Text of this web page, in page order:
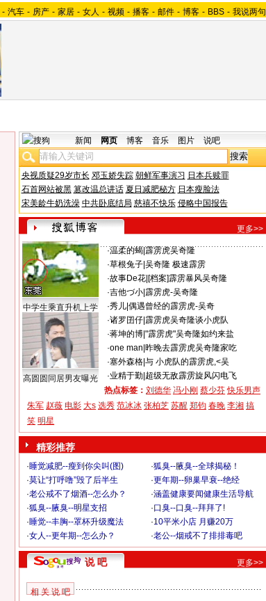
- 汽车 - 房产 - 家居 - 女人 - 视频 - 播客 - 邮件 - 博客 - BBS - 我说两句
新闻 网页 博客 音乐 图片 说吧
央视质疑29岁市长 邓玉娇失踪 朝鲜军事演习 日本兵赎罪
石首网站被黑 篡改温总讲话 夏日减肥秘方 日本瘦脸法
宋美龄牛奶洗澡 中共卧底结局 慈禧不快乐 侵略中国报告
更多>>
中学生乘直升机上学
高圆圆同居男友曝光
·温柔的蝎| 霹雳虎吴奇隆
·草根兔子| 吴奇隆 极速霹雳
·故事De花| [档案]霹雳暴风吴奇隆
·吉他づ小| 霹雳虎-吴奇隆
·秀儿| 偶遇曾经的霹雳虎-吴奇
·诸罗囝仔| 霹雳虎吴奇隆谈小虎队
·蒋坤的博| "霹雳虎"吴奇隆如约来盐
·one man 昨晚去霹雳虎吴奇隆家吃
·塞外森格| 与 小虎队的霹雳虎,<吴
·业精于勤| 超级无敌霹雳旋风闪电飞
热点标签： 刘德华 冯小刚 蔡少芬 快乐男声
朱军 赵薇 电影 大s 选秀 范冰冰 张柏芝 苏醒 郑钧 春晚 李湘 搞
笑 明星
精彩推荐
·睡觉减肥--瘦到你尖叫(图) ·狐臭--腋臭--全球揭秘！
·莫让“打呼噜”毁了后半生 ·更年期--卵巢早衰--绝经
·老公戒不了烟酒--怎么办？ ·涵盖健康要闻健康生活导航
·狐臭--腋臭--明星支招 ·口臭--口臭--拜拜了!
·睡觉--丰胸--罩杯升级魔法 ·10平米小店 月赚20万
·女人--更年期--怎么办？ ·老公--烟戒不了排排毒吧
说 吧 更多>>
相 关 说 吧